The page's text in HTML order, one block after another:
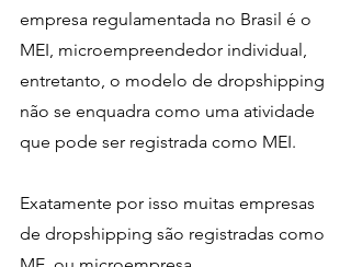
empresa regulamentada no Brasil é o
MEI, microempreendedor individual,
entretanto, o modelo de dropshipping
não se enquadra como uma atividade
que pode ser registrada como MEI.
Exatamente por isso muitas empresas
de dropshipping são registradas como